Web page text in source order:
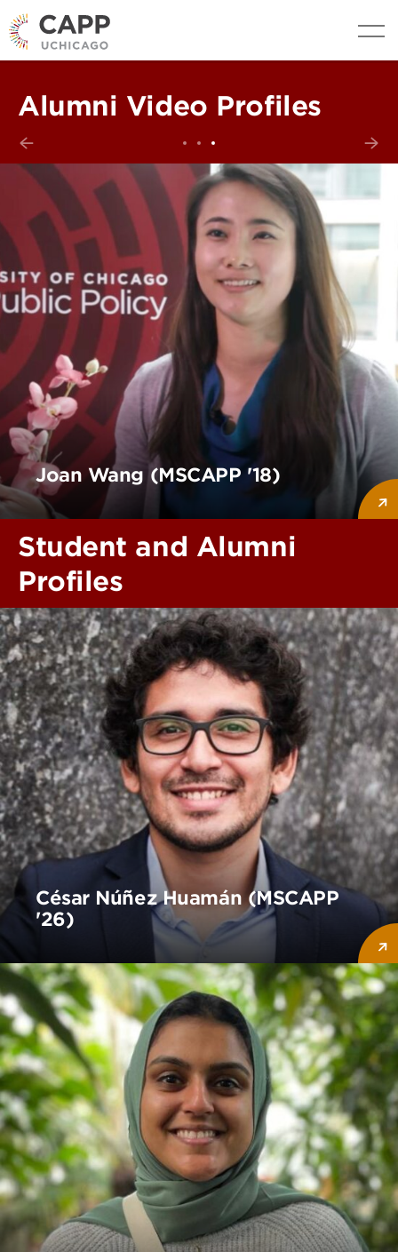
Alumni Video Profiles
Alden Golab (MSCAPP '17)
Student and Alumni
Profiles
César Núñez Huamán (MSCAPP
'26)